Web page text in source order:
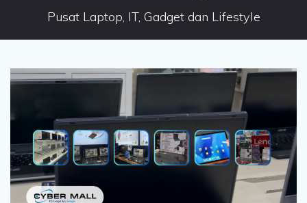
Pusat Laptop, IT, Gadget dan Lifestyle